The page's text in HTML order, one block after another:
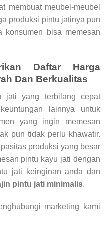
membuat meubel-meubel
produksi pintu jatinya pun
konsumen bisa memesan
Daftar Harga
Dan Berkualitas
jati yang terbilang cepat
lainnya untuk
yang ingin memesan
pun tidak perlu khawatir.
produksi yang besar
pintu kayu jati dengan
jati keinginan anda dan
pintu jati minimalis.
marketing kami